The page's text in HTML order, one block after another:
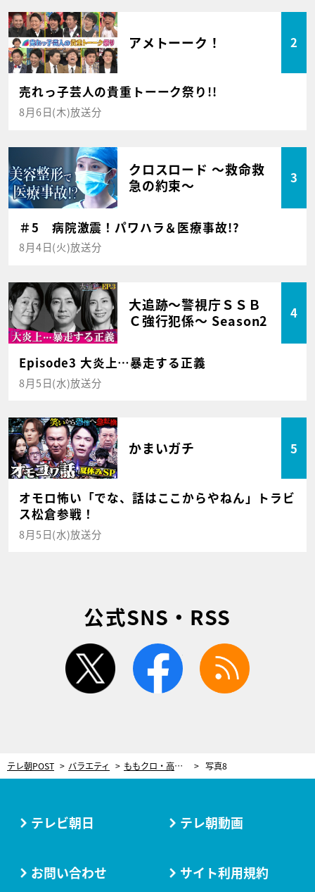
アメトーーク！ 2
売れっ子芸人の貴重トーーク祭り!!
8月6日(木)放送分
クロスロード ～救命救
急の約束～
3
＃5 病院激震！パワハラ＆医療事故!?
8月4日(火)放送分
大追跡～警視庁ＳＳＢ
Ｃ強行犯係～ Season2
4
Episode3 大炎上…暴走する正義
8月5日(水)放送分
かまいガチ 5
オモロ怖い「でな、話はここからやねん」トラビ
ス松倉参戦！
8月5日(水)放送分
公式SNS・RSS
twitter facebook
テレ朝POST バラエティ ももクロ・高城れに＆佐々木彩夏、見事な一発芸を披露！かが屋とオラキオ大笑い 写真8
テレビ朝日 テレ朝動画
お問い合わせ サイト利用規約